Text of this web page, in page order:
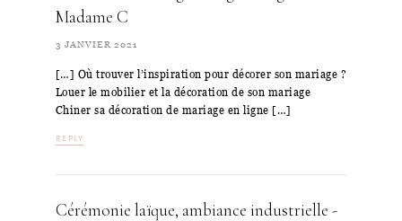
Madame C
3 JANVIER 2021
[…] Où trouver l’inspiration pour décorer son mariage ?
Louer le mobilier et la décoration de son mariage
Chiner sa décoration de mariage en ligne […]
REPLY
Cérémonie laïque, ambiance industrielle -